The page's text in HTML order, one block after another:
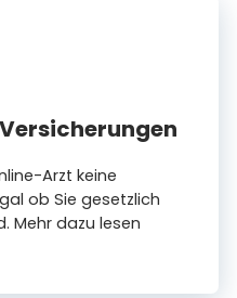
Arzt keine
ob Sie gesetzlich
Mehr dazu lesen